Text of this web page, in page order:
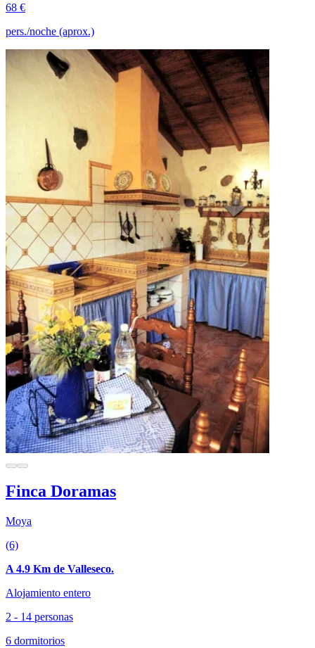
68 €
pers./noche (aprox.)
Finca Doramas
Moya
(6)
A 4.9 Km de Valleseco.
Alojamiento entero
2 - 14 personas
6 dormitorios